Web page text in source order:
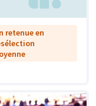
retenue en